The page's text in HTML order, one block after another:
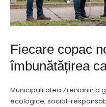
Fiecare copac
îmbunătățirea
Municipalitatea Zrenianin a
ecologice, social-